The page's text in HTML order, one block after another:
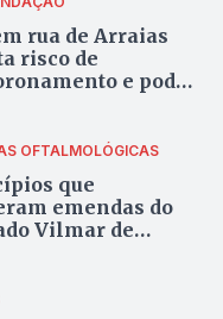
rua de Arraias
risco de
e pode
OFTALMOLÓGICAS
que
emendas do
Vilmar de
do parlamentar